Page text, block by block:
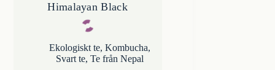
Himalayan Black
Ekologiskt te,Kombucha,
Svart te,Te från Nepal